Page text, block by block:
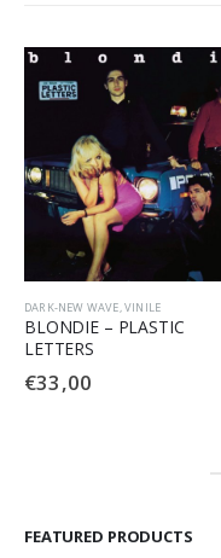
DARK-NEW WAVE,VINILE
BLONDIE – PLASTIC
LETTERS
€33,00
FEATURED PRODUCTS